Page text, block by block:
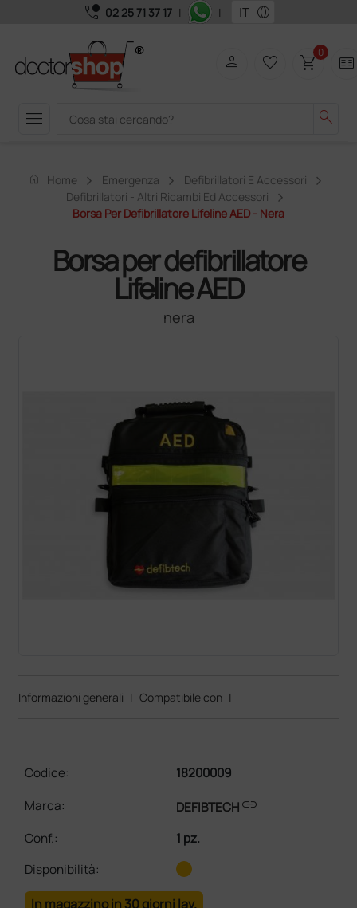
call_quality 02 25 71 37 17 | | language
menu search
person favorite_border shopping_cart0 two_pager
home Home Emergenza
Defibrillatori E Accessori
Defibrillatori - Altri Ricambi Ed Accessori
Borsa Per Defibrillatore Lifeline AED - Nera
Borsa per defibrillatore
Lifeline AED
nera
Informazioni generali | Compatibile con |
Codice:
18200009
Marca:
DEFIBTECHlink
Conf.:
1 pz.
Disponibilità:
In magazzino in 30 giorni lav.